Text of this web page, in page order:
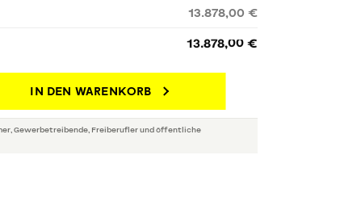
13.878,00 €
13.878,00 €
IN DEN WARENKORB
Gewerbetreibende, Freiberufler und öffentliche